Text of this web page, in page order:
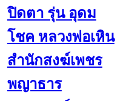
ปิดตา รุ่น อุดม
โชค หลวงพ่อเหิน
สำนักสงฆ์เพชร
พญาธาร